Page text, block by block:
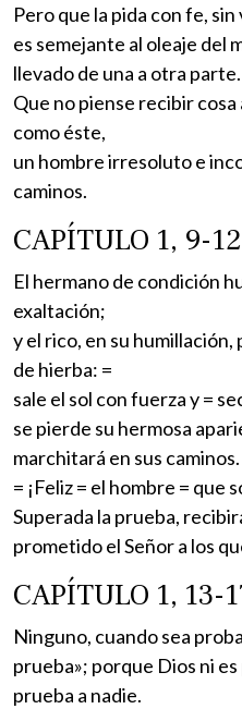
Pero que la pida con fe,
es semejante al oleaje del
llevado de una a otra parte.
Que no piense recibir
como éste,
un hombre irresoluto e
caminos.
CAPÍTULO 1, 9-12
El hermano de condición
exaltación;
y el rico, en su
de hierba: =
sale el sol con fuerza y =
se pierde su hermosa
marchitará en sus caminos.
= ¡Feliz = el hombre = que
Superada la prueba,
prometido el Señor a los
CAPÍTULO 1, 13-
Ninguno, cuando sea
prueba»; porque Dios ni
prueba a nadie.